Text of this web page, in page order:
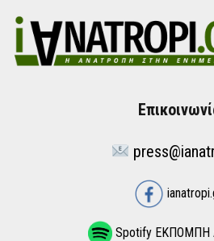
Spotify ΕΚΠΟΜΠΗ